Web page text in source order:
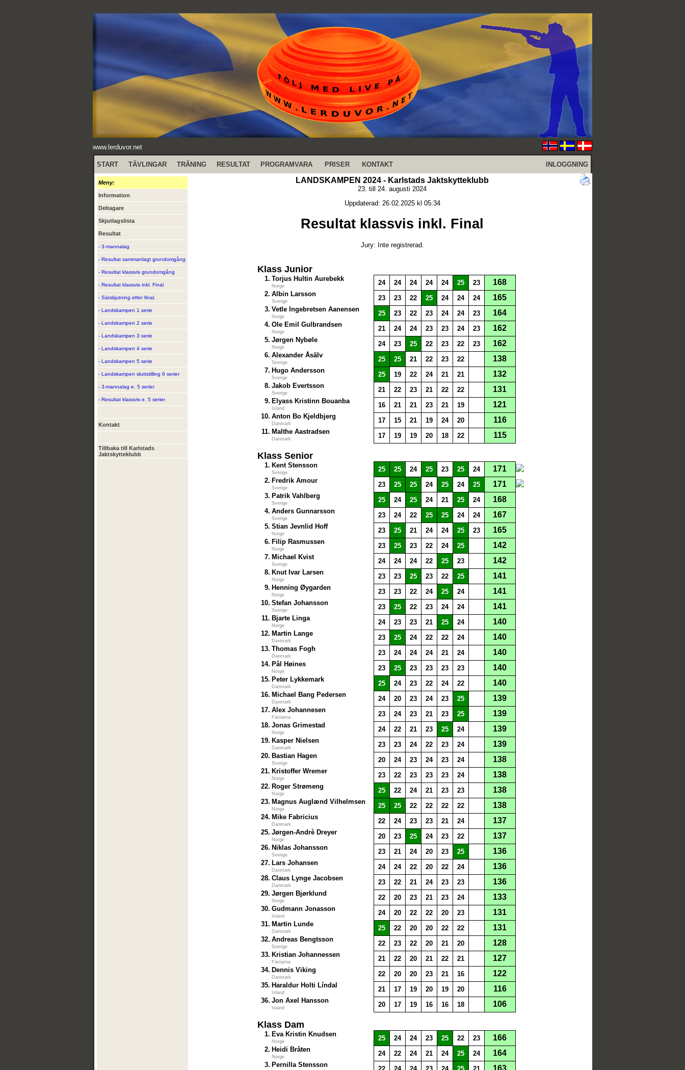
www.lerduvor.net
START TÄVLINGAR TRÄNING RESULTAT PROGRAMVARA PRISER KONTAKT INLOGGNING
Meny:
Information
Deltagare
Skjutlagslista
Resultat
- 3-mannalag
- Resultat sammanlagt grundomgång
- Resultat klassvis grundomgång
- Resultat klassvis inkl. Final
- Särskjutning efter final.
- Landskampen 1 serie
- Landskampen 2 serie
- Landskampen 3 serie
- Landskampen 4 serie
- Landskampen 5 serie
- Landskampen sluttstilling 6 serier
- 3-mannalag e. 5 serier
- Resultat klassvis e. 5 serier
Kontakt
Tillbaka till Karlstads
Jaktskytteklubb
LANDSKAMPEN 2024 - Karlstads Jaktskytteklubb
23. till 24. augusti 2024
Uppdaterad: 26.02.2025 kl 05:34
Resultat klassvis inkl. Final
Jury: Inte registrerad.
Klass Junior
1. Torjus Hultin Aurebekk
Norge 24 24 24 24 24 25 23 168
2. Albin Larsson
Sverige 23 23 22 25 24 24 24 165
3. Vetle Ingebretsen Aanensen
Norge 25 23 22 23 24 24 23 164
4. Ole Emil Gulbrandsen
Norge 21 24 24 23 23 24 23 162
5. Jørgen Nybøle
Norge 24 23 25 22 23 22 23 162
6. Alexander Åsälv
Sverige 25 25 21 22 23 22 138
7. Hugo Andersson
Sverige 25 19 22 24 21 21 132
8. Jakob Evertsson
Sverige 21 22 23 21 22 22 131
9. Elyass Kristinn Bouanba
Island 16 21 21 23 21 19 121
10. Anton Bo Kjeldbjerg
Danmark 17 15 21 19 24 20 116
11. Malthe Aastradsen
Danmark 17 19 19 20 18 22 115
Klass Senior
1. Kent Stensson
Sverige 25 25 24 25 23 25 24 171
2. Fredrik Amour
Sverige 23 25 25 24 25 24 25 171
3. Patrik Vahlberg
Sverige 25 24 25 24 21 25 24 168
4. Anders Gunnarsson
Sverige 23 24 22 25 25 24 24 167
5. Stian Jevnlid Hoff
Norge 23 25 21 24 24 25 23 165
6. Filip Rasmussen
Norge 23 25 23 22 24 25 142
7. Michael Kvist
Sverige 24 24 24 22 25 23 142
8. Knut Ivar Larsen
Norge 23 23 25 23 22 25 141
9. Henning Øygarden
Norge 23 23 22 24 25 24 141
10. Stefan Johansson
Sverige 23 25 22 23 24 24 141
11. Bjarte Linga
Norge 24 23 23 21 25 24 140
12. Martin Lange
Danmark 23 25 24 22 22 24 140
13. Thomas Fogh
Danmark 23 24 24 24 21 24 140
14. Pål Høines
Norge 23 25 23 23 23 23 140
15. Peter Lykkemark
Danmark 25 24 23 22 24 22 140
16. Michael Bang Pedersen
Danmark 24 20 23 24 23 25 139
17. Alex Johannesen
Färöarna 23 24 23 21 23 25 139
18. Jonas Grimestad
Norge 24 22 21 23 25 24 139
19. Kasper Nielsen
Danmark 23 23 24 22 23 24 139
20. Bastian Hagen
Sverige 20 24 23 24 23 24 138
21. Kristoffer Wremer
Norge 23 22 23 23 23 24 138
22. Roger Strømeng
Norge 25 22 24 21 23 23 138
23. Magnus Auglænd Vilhelmsen
Norge 25 25 22 22 22 22 138
24. Mike Fabricius
Danmark 22 24 23 23 21 24 137
25. Jørgen-Andrè Dreyer
Norge 20 23 25 24 23 22 137
26. Niklas Johansson
Sverige 23 21 24 20 23 25 136
27. Lars Johansen
Danmark 24 24 22 20 22 24 136
28. Claus Lynge Jacobsen
Danmark 23 22 21 24 23 23 136
29. Jørgen Bjørklund
Norge 22 20 23 21 23 24 133
30. Gudmann Jonasson
Island 24 20 22 22 20 23 131
31. Martin Lunde
Danmark 25 22 20 20 22 22 131
32. Andreas Bengtsson
Sverige 22 23 22 20 21 20 128
33. Kristian Johannessen
Färöarna 21 22 20 21 22 21 127
34. Dennis Viking
Danmark 22 20 20 23 21 16 122
35. Haraldur Holti Líndal
Island 21 17 19 20 19 20 116
36. Jon Axel Hansson
Island 20 17 19 16 16 18 106
Klass Dam
1. Eva Kristin Knudsen
Norge 25 24 24 23 25 22 23 166
2. Heidi Bråten
Norge 24 22 24 21 24 25 24 164
3. Pernilla Stensson 163